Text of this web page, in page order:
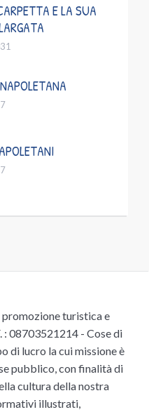
E LA SUA
turistica e
: 08703521214 - Cose di
di lucro la cui missione è
pubblico, con finalità di
cultura della nostra
illustrati,